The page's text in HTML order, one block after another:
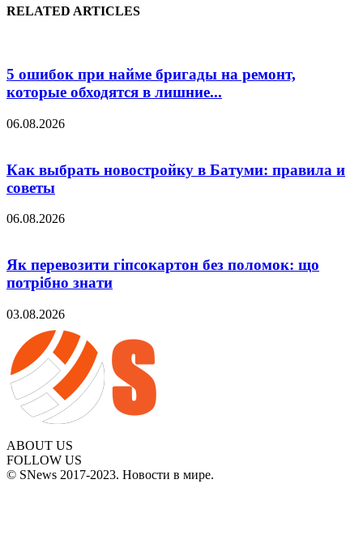
RELATED ARTICLES
5 ошибок при найме бригады на ремонт,
которые обходятся в лишние...
06.08.2026
Как выбрать новостройку в Батуми: правила и
советы
06.08.2026
Як перевозити гіпсокартон без поломок: що
потрібно знати
03.08.2026
ABOUT US
FOLLOW US
© SNews 2017-2023. Новости в мире.